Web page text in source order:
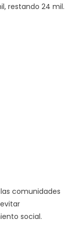
restando 24 mil.
comunidades
social.